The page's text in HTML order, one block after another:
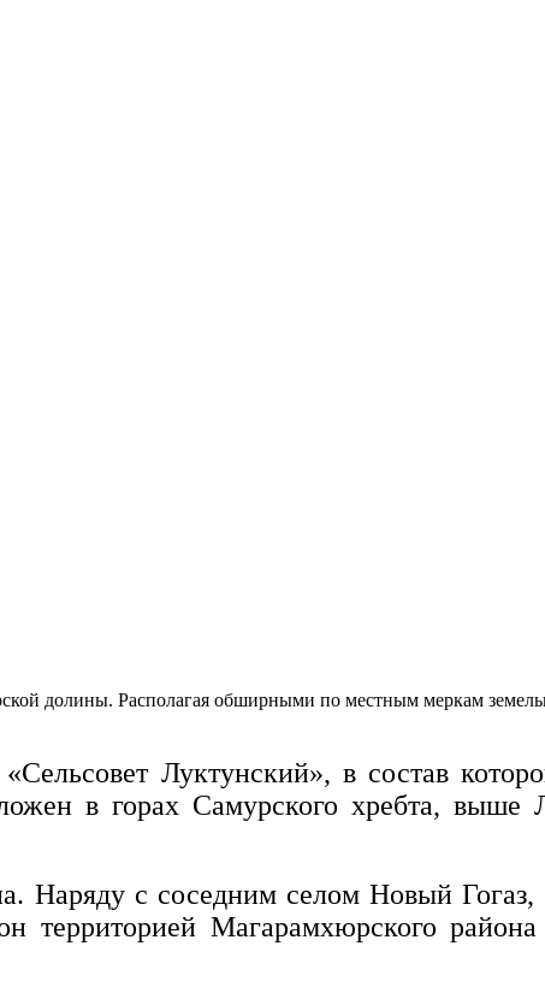
долины. Располагая обширными по местным меркам
Луктунский», в состав
в горах Самурского хребта, выше
Наряду с соседним селом Новый
территорией Магарамхюрского